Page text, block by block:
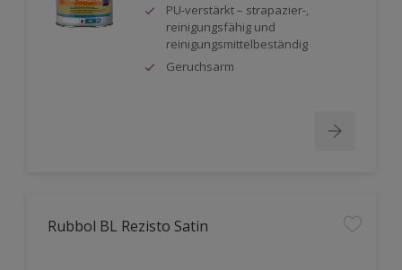
PU-verstärkt – strapazier-,
reinigungsfähig und
reinigungsmittelbeständig
Geruchsarm
Rubbol BL Rezisto Satin